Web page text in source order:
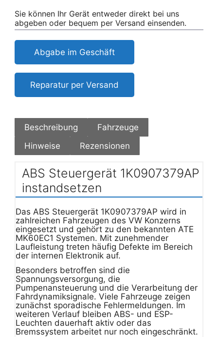
Sie können Ihr Gerät entweder direkt bei uns
abgeben oder bequem per Versand einsenden.
Abgabe im Geschäft
Reparatur per Versand
Beschreibung
Fahrzeuge
Hinweise
Rezensionen
ABS Steuergerät 1K0907379AP
instandsetzen
Das ABS Steuergerät 1K0907379AP wird in
zahlreichen Fahrzeugen des VW Konzerns
eingesetzt und gehört zu den bekannten ATE
MK60EC1 Systemen. Mit zunehmender
Laufleistung treten häufig Defekte im Bereich
der internen Elektronik auf.
Besonders betroffen sind die
Spannungsversorgung, die
Pumpenansteuerung und die Verarbeitung der
Fahrdynamiksignale. Viele Fahrzeuge zeigen
zunächst sporadische Fehlermeldungen. Im
weiteren Verlauf bleiben ABS- und ESP-
Leuchten dauerhaft aktiv oder das
Bremssystem arbeitet nur noch eingeschränkt.